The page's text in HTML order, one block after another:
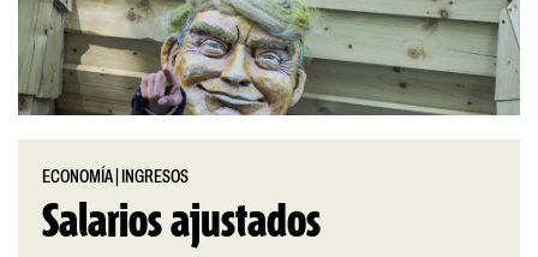
ECONOMÍA INGRESOS
Salarios ajustados